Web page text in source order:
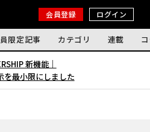
会員登録 ログイン
限定記事 カテゴリ 連載
新機能｜
を最小限にしました